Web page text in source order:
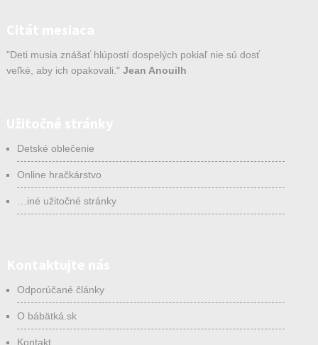
"Deti musia znášať hlúpostí dospelých pokiaľ nie sú dosť
veľké, aby ich opakovali." Jean Anouilh
Detské oblečenie
Online hračkárstvo
…iné užitočné stránky
Odporúčané články
O bábätká.sk
Kontakt